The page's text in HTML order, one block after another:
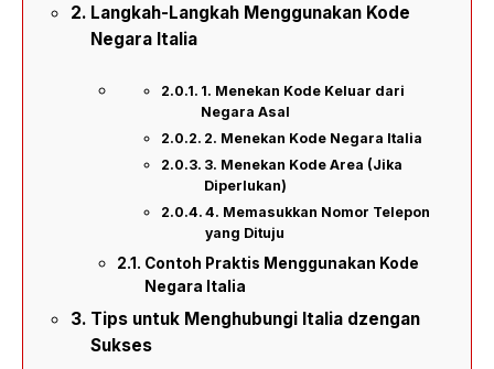
Langkah-Langkah Menggunakan Kode
Negara Italia
1. Menekan Kode Keluar dari
Negara Asal
2. Menekan Kode Negara Italia
3. Menekan Kode Area (Jika
Diperlukan)
4. Memasukkan Nomor Telepon
yang Dituju
Contoh Praktis Menggunakan Kode
Negara Italia
Tips untuk Menghubungi Italia dzengan
Sukses